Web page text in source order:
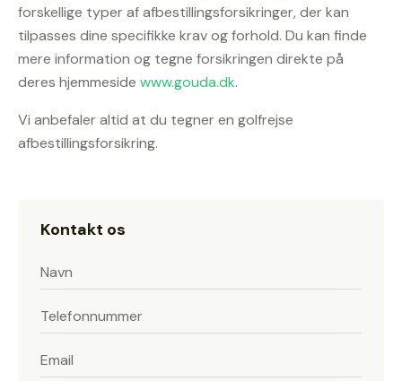
forskellige typer af afbestillingsforsikringer, der kan
tilpasses dine specifikke krav og forhold. Du kan finde
mere information og tegne forsikringen direkte på
deres hjemmeside www.gouda.dk.
Vi anbefaler altid at du tegner en golfrejse
afbestillingsforsikring.
Kontakt os